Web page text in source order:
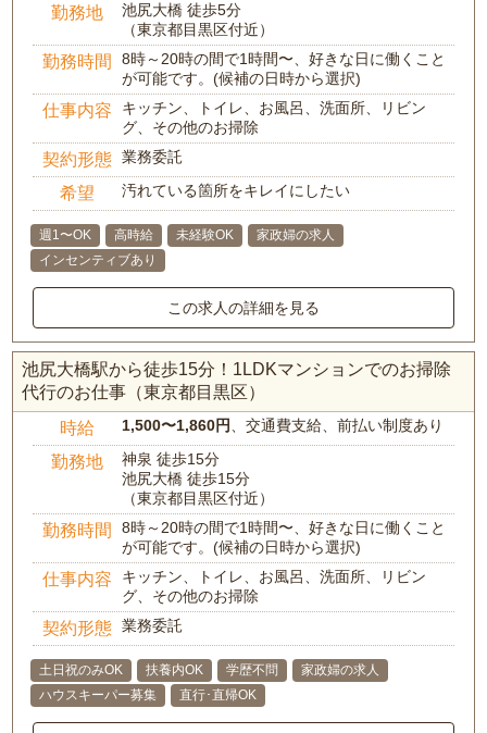
勤務地
池尻大橋 徒歩5分
（東京都目黒区付近）
勤務時間
8時～20時の間で1時間〜、好きな日に働くこと
が可能です。(候補の日時から選択)
仕事内容
キッチン、トイレ、お風呂、洗面所、リビン
グ、その他のお掃除
契約形態 業務委託
希望 汚れている箇所をキレイにしたい
週1〜OK 高時給 未経験OK
家政婦の求人
インセンティブあり
この求人の詳細を見る
池尻大橋駅から徒歩15分！1LDKマンションでのお掃除
代行のお仕事（東京都目黒区）
時給 1,500〜1,860円、交通費支給、前払い制度あり
勤務地
神泉 徒歩15分
池尻大橋 徒歩15分
（東京都目黒区付近）
勤務時間
8時～20時の間で1時間〜、好きな日に働くこと
が可能です。(候補の日時から選択)
仕事内容
キッチン、トイレ、お風呂、洗面所、リビン
グ、その他のお掃除
契約形態 業務委託
土日祝のみOK 扶養内OK 学歴不問
家政婦の求人
ハウスキーパー募集
直行･直帰OK